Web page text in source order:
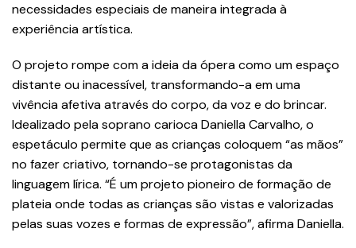
necessidades especiais de maneira integrada à
experiência artística.
O projeto rompe com a ideia da ópera como um espaço
distante ou inacessível, transformando-a em uma
vivência afetiva através do corpo, da voz e do brincar.
Idealizado pela soprano carioca Daniella Carvalho, o
espetáculo permite que as crianças coloquem “as mãos”
no fazer criativo, tornando-se protagonistas da
linguagem lírica. “É um projeto pioneiro de formação de
plateia onde todas as crianças são vistas e valorizadas
pelas suas vozes e formas de expressão”, afirma Daniella.